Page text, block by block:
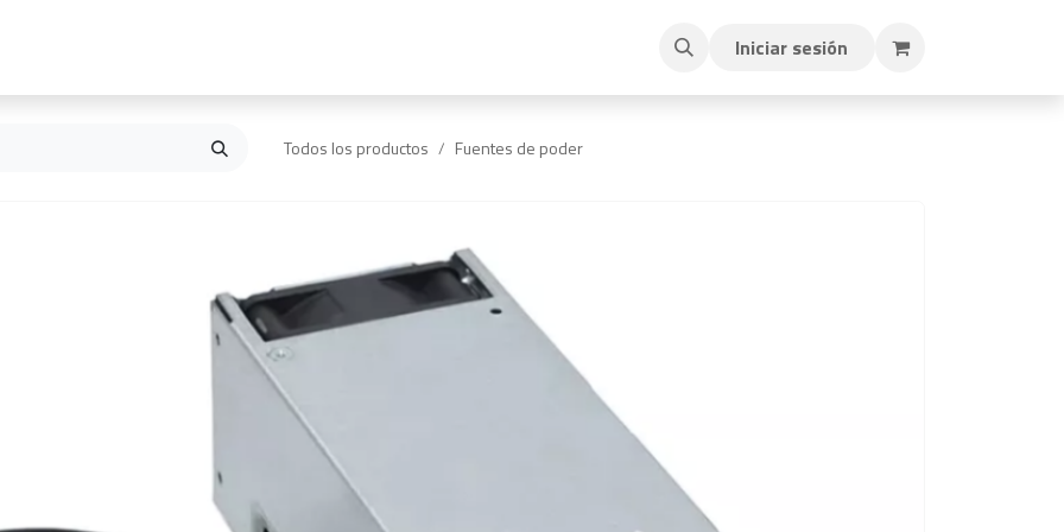
Iniciar sesión
Todos los productos Fuentes de poder